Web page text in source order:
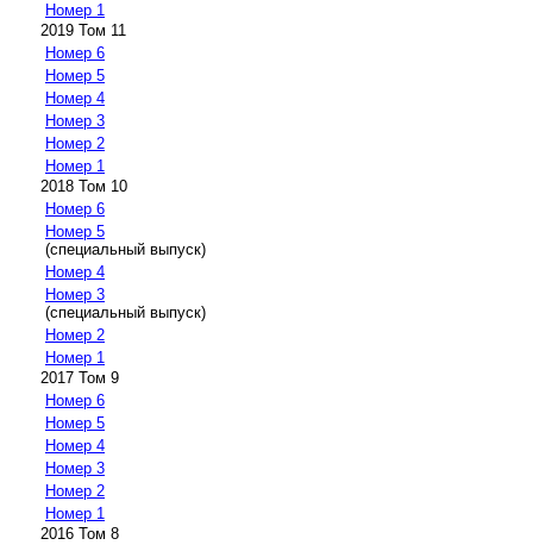
Номер 1
2019 Том 11
Номер 6
Номер 5
Номер 4
Номер 3
Номер 2
Номер 1
2018 Том 10
Номер 6
Номер 5
(специальный выпуск)
Номер 4
Номер 3
(специальный выпуск)
Номер 2
Номер 1
2017 Том 9
Номер 6
Номер 5
Номер 4
Номер 3
Номер 2
Номер 1
2016 Том 8